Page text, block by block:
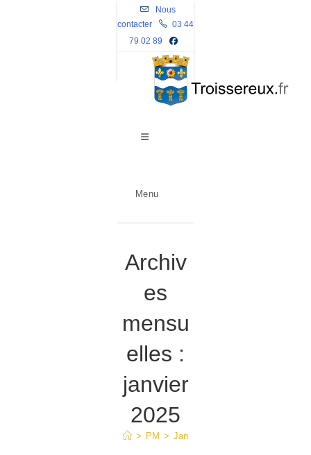
Skip
to
content
Nous
contacter
03 44
79 02 89
Menu
Archiv
es
mensu
elles :
janvier
2025
> PM > Jan